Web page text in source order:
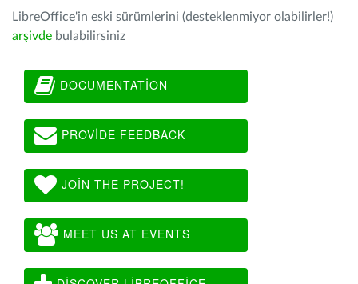
LibreOffice'in eski sürümlerini (desteklenmiyor olabilirler!)
arşivde bulabilirsiniz
DOCUMENTATION
PROVIDE FEEDBACK
JOIN THE PROJECT!
MEET US AT EVENTS